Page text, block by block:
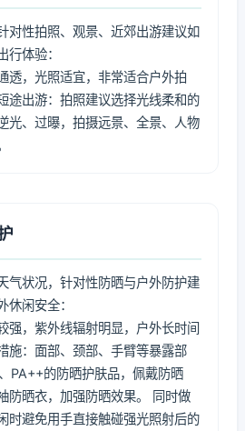
对性拍照、观景、近郊出游建议如
行体验：
透，光照适宜，非常适合户外拍
途出游：拍照建议选择光线柔和的
光、过曝，拍摄远景、全景、人物
气状况，针对性防晒与户外防护建
休闲安全：
强，紫外线辐射明显，户外长时间
施：面部、颈部、手臂等暴露部
PA++的防晒护肤品，佩戴防晒
防晒衣，加强防晒效果。 同时做
时避免用手直接触碰强光照射后的